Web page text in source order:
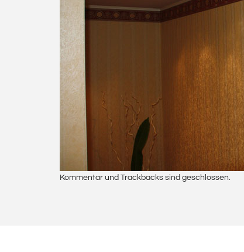
Kommentar und Trackbacks sind geschlossen.